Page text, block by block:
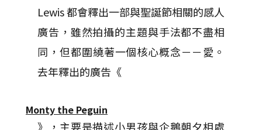
Lewis 都會釋出一部與聖誕節相關的感人
廣告，雖然拍攝的主題與手法都不盡相
同，但都圍繞著一個核心概念－－愛。
去年釋出的廣告《
Monty the Peguin
》，主要是描述小男孩與企鵝朝夕相處